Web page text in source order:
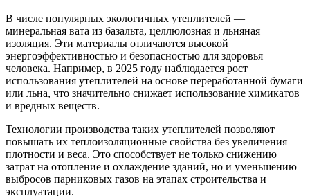
В числе популярных экологичных утеплителей —
минеральная вата из базальта, целлюлозная и льняная
изоляция. Эти материалы отличаются высокой
энергоэффективностью и безопасностью для здоровья
человека. Например, в 2025 году наблюдается рост
использования утеплителей на основе переработанной бумаги
или льна, что значительно снижает использование химикатов
и вредных веществ.
Технологии производства таких утеплителей позволяют
повышать их теплоизоляционные свойства без увеличения
плотности и веса. Это способствует не только снижению
затрат на отопление и охлаждение зданий, но и уменьшению
выбросов парниковых газов на этапах строительства и
эксплуатации.